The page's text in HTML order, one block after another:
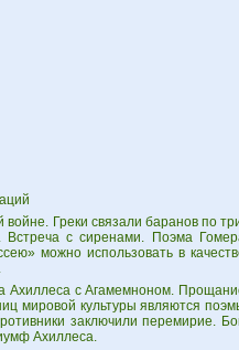
Греки связали баранов по
Встреча с сиренами. Поэма
можно использовать в
Ахиллеса с Агамемноном.
мировой культуры являются
заключили перемирие.
Ахиллеса.